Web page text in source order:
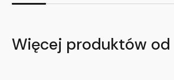
Więcej produktów